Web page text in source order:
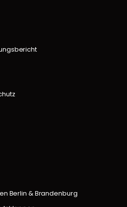
Berlin & Brandenburg